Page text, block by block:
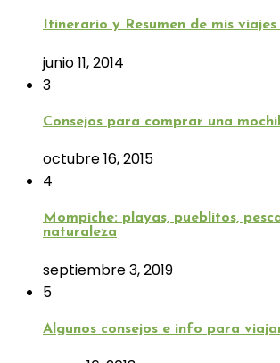
Itinerario y Resumen de mis
junio 11, 2014
3
Consejos para comprar una
octubre 16, 2015
4
Mompiche: playas, pueblitos,
naturaleza
septiembre 3, 2019
5
Algunos consejos e info para